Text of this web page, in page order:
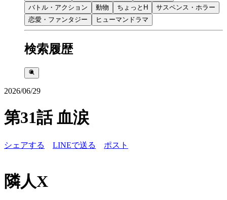
バトル・アクション
動物 ちょっとH
サスペンス・ホラー
恋愛・ファンタジー
ヒューマンドラマ
検索履歴
2026/06/29
第31話 血涙
シェアする LINEで送る ポスト
隣人X